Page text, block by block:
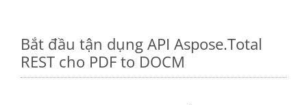
Bắt đầu tận dụng API Aspose.Total
REST cho PDF to DOCM